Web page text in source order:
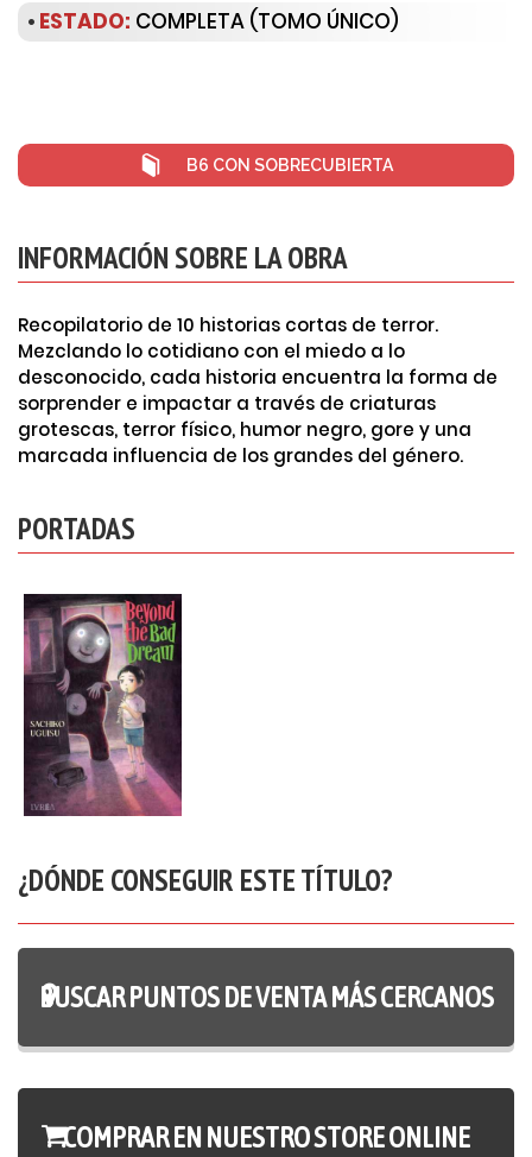
• ESTADO: COMPLETA (TOMO ÚNICO)
B6 CON SOBRECUBIERTA
INFORMACIÓN SOBRE LA OBRA
Recopilatorio de 10 historias cortas de terror.
Mezclando lo cotidiano con el miedo a lo
desconocido, cada historia encuentra la forma de
sorprender e impactar a través de criaturas
grotescas, terror físico, humor negro, gore y una
marcada influencia de los grandes del género.
PORTADAS
¿DÓNDE CONSEGUIR ESTE TÍTULO?
BUSCAR PUNTOS DE VENTA MÁS CERCANOS
COMPRAR EN NUESTRO STORE ONLINE